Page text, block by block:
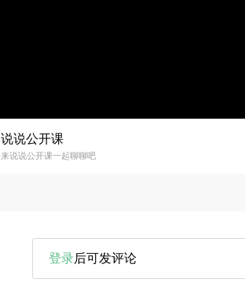
说说公开课
来说说公开课一起聊聊吧
登录后可发评论